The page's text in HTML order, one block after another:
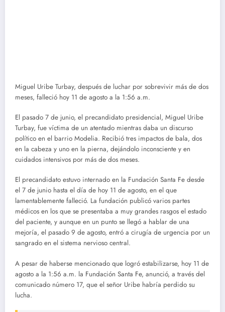
Miguel Uribe Turbay, después de luchar por sobrevivir más de dos
meses, falleció hoy 11 de agosto a la 1:56 a.m.
El pasado 7 de junio, el precandidato presidencial, Miguel Uribe
Turbay, fue víctima de un atentado mientras daba un discurso
político en el barrio Modelia. Recibió tres impactos de bala, dos
en la cabeza y uno en la pierna, dejándolo inconsciente y en
cuidados intensivos por más de dos meses.
El precandidato estuvo internado en la Fundación Santa Fe desde
el 7 de junio hasta el día de hoy 11 de agosto, en el que
lamentablemente falleció. La fundación publicó varios partes
médicos en los que se presentaba a muy grandes rasgos el estado
del paciente, y aunque en un punto se llegó a hablar de una
mejoría, el pasado 9 de agosto, entró a cirugía de urgencia por un
sangrado en el sistema nervioso central.
A pesar de haberse mencionado que logró estabilizarse, hoy 11 de
agosto a la 1:56 a.m. la Fundación Santa Fe, anunció, a través del
comunicado número 17, que el señor Uribe habría perdido su
lucha.